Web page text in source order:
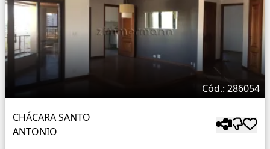
Cód.: 286054
CHÁCARA SANTO
ANTONIO